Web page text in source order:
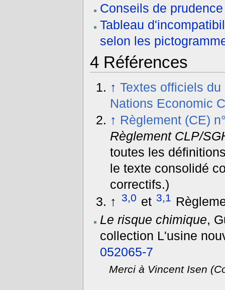
Conseils de
Tableau
selon les
4Références
↑ Textes officiels du
Nations Economic
↑ Règlement (CE)
Règlement CLP/
toutes les
le texte consolidé
correctifs.)
↑ 3,0 et 3,1
Le risque chimique,
collection L'usine
052065-7
Merci à Vincent Isen